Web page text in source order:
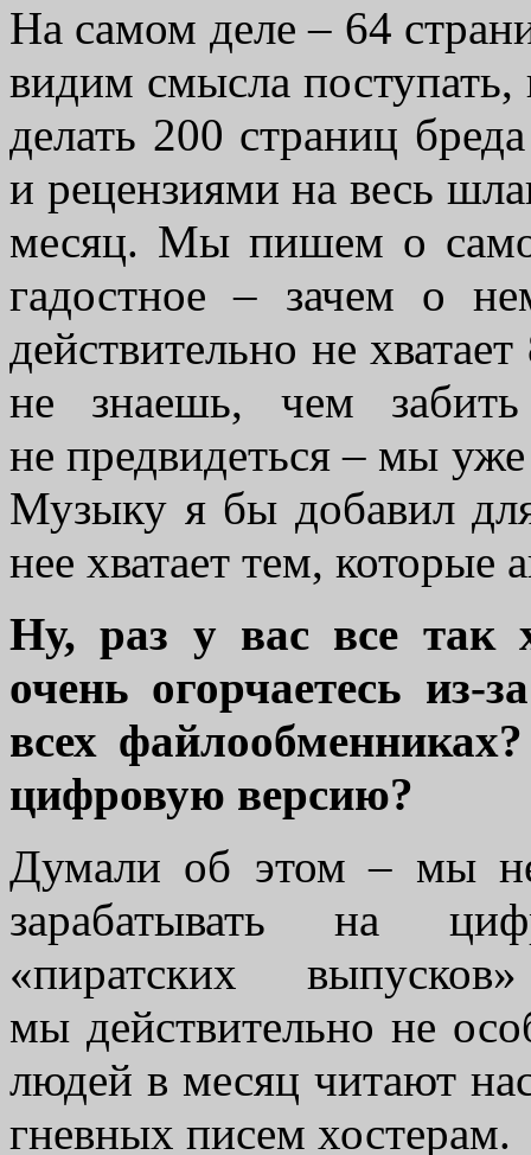
На самом деле – 64
видим смысла
делать 200 страниц
и рецензиями на весь
месяц. Мы пишем о
гадостное – зачем о
действительно не
не знаешь, чем
не предвидеться – мы уже
Музыку я бы добавил
нее хватает тем, которые
Ну, раз у вас все так
очень огорчаетесь
всех
цифровую версию?
Думали об этом – мы
зарабатывать на
«пиратских
мы действительно не
людей в месяц читают
гневных писем хостерам.